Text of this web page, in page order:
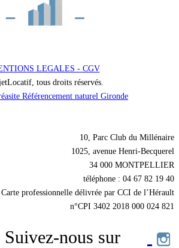
LEGALES - CGV
tous droits réservés.
Référencement naturel Gironde
10, Parc Club du Millénaire
1025, avenue Henri-Becquerel
34 000 MONTPELLIER
téléphone : 04 67 82 19 40
Carte professionnelle délivrée par CCI de l’Hérault
n°CPI 3402 2018 000 024 821
Suivez-nous sur